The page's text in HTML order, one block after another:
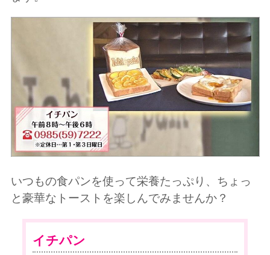
いつもの食パンを使って栄養たっぷり、ちょっ
と豪華なトーストを楽しんでみませんか？
イチパン